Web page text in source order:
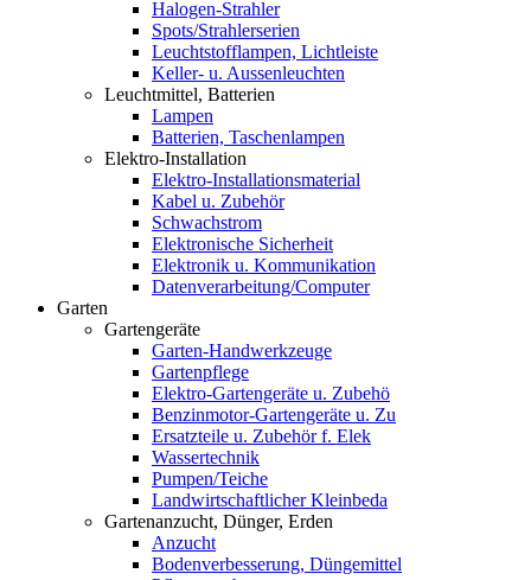
Halogen-Strahler
Spots/Strahlerserien
Leuchtstofflampen, Lichtleiste
Keller- u. Aussenleuchten
Leuchtmittel, Batterien
Lampen
Batterien, Taschenlampen
Elektro-Installation
Elektro-Installationsmaterial
Kabel u. Zubehör
Schwachstrom
Elektronische Sicherheit
Elektronik u. Kommunikation
Datenverarbeitung/Computer
Garten
Gartengeräte
Garten-Handwerkzeuge
Gartenpflege
Elektro-Gartengeräte u. Zubehö
Benzinmotor-Gartengeräte u. Zu
Ersatzteile u. Zubehör f. Elek
Wassertechnik
Pumpen/Teiche
Landwirtschaftlicher Kleinbeda
Gartenanzucht, Dünger, Erden
Anzucht
Bodenverbesserung, Düngemittel